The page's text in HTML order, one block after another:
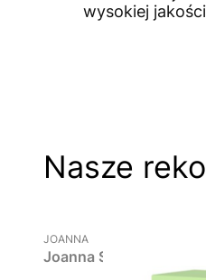
wysokiej jakości
Nasze
PRODUCENT
JOANNA
Joanna Sensual,